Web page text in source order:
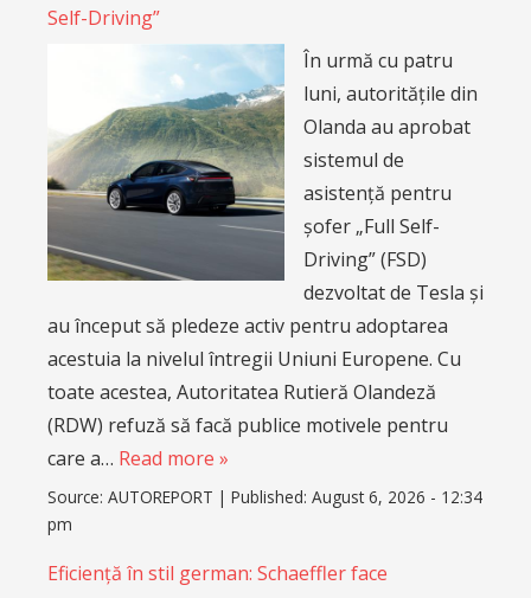
Self-Driving”
În urmă cu patru
luni, autoritățile din
Olanda au aprobat
sistemul de
asistență pentru
șofer „Full Self-
Driving” (FSD)
dezvoltat de Tesla și
au început să pledeze activ pentru adoptarea
acestuia la nivelul întregii Uniuni Europene. Cu
toate acestea, Autoritatea Rutieră Olandeză
(RDW) refuză să facă publice motivele pentru
care a… Read more »
Source: AUTOREPORT | Published: August 6, 2026 - 12:34
pm
Eficiență în stil german: Schaeffler face